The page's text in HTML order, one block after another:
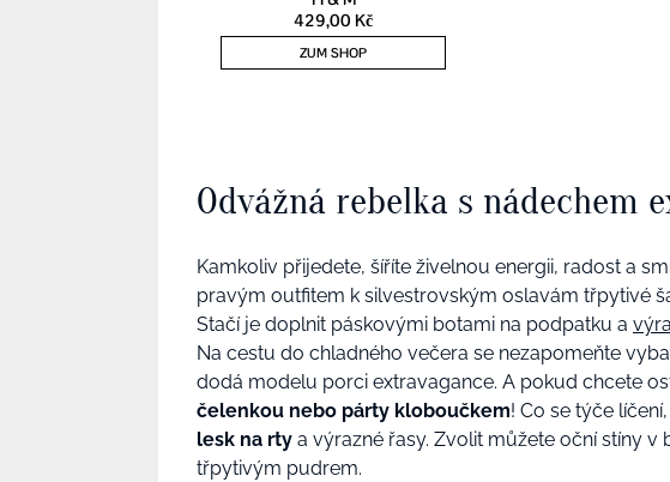
Odvážná rebelka s nádechem
Kamkoliv přijedete, šíříte živelnou energii, radost a
pravým outfitem k silvestrovským oslavám třpytivé
Stačí je doplnit páskovými botami na podpatku a
Na cestu do chladného večera se nezapomeňte
dodá modelu porci extravagance. A pokud chcete
čelenkou nebo párty kloboučkem! Co se týče
lesk na rty a výrazné řasy. Zvolit můžete oční stíny
třpytivým pudrem.